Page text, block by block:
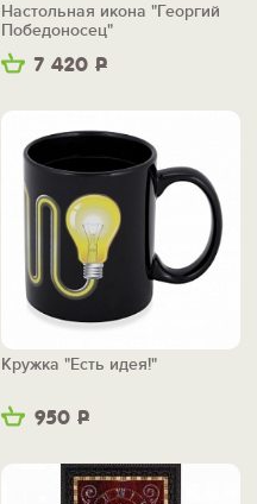
7 420 Р
Настольная икона "Георгий
Победоносец"
950 Р
Кружка "Есть идея!"